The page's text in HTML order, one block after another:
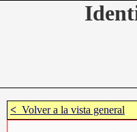
< Volver a la vista general